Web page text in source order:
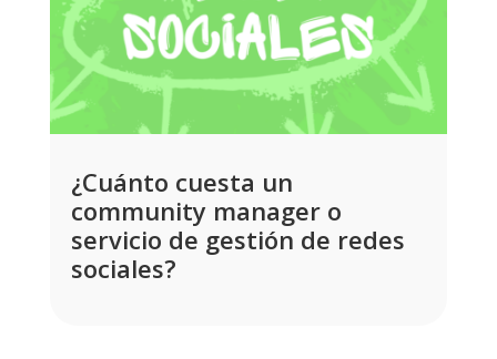
¿Cuánto cuesta un
community manager o
servicio de gestión de redes
sociales?